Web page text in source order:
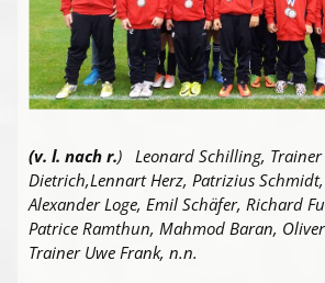
(v. l. nach r.) Leonard Schilling, Trainer
Dietrich,Lennart Herz, Patrizius Schmidt,
Alexander Loge, Emil Schäfer, Richard
Patrice Ramthun, Mahmod Baran,
Trainer Uwe Frank, n.n.